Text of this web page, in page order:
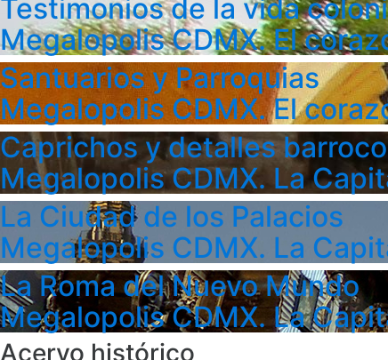
Testimonios de la vida
Megalopolis CDMX. El
Santuarios y Parroquias
Megalopolis CDMX. El
Caprichos y detalles
Megalopolis CDMX. La
La Ciudad de los Palacios
Megalopolis CDMX. La
La Roma del Nuevo Mundo
Megalopolis CDMX. La
Acervo histórico